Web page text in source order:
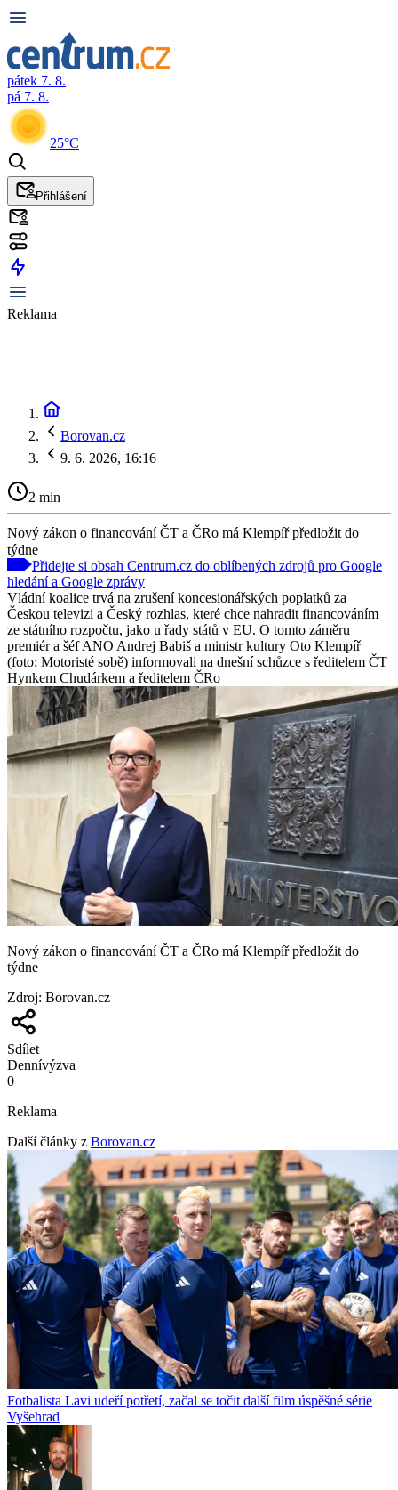
pátek 7. 8.
pá 7. 8.
25°C
Přihlášení
Reklama
Borovan.cz
9. 6. 2026, 16:16
2 min
Nový zákon o financování ČT a ČRo má Klempíř předložit do
týdne
Přidejte si obsah Centrum.cz do oblíbených zdrojů pro Google
hledání a Google zprávy
Vládní koalice trvá na zrušení koncesionářských poplatků za
Českou televizi a Český rozhlas, které chce nahradit financováním
ze státního rozpočtu, jako u řady států v EU. O tomto záměru
premiér a šéf ANO Andrej Babiš a ministr kultury Oto Klempíř
(foto; Motoristé sobě) informovali na dnešní schůzce s ředitelem ČT
Hynkem Chudárkem a ředitelem ČRo
Nový zákon o financování ČT a ČRo má Klempíř předložit do
týdne
Zdroj: Borovan.cz
Sdílet
Dennívýzva
0
Reklama
Další články z Borovan.cz
Fotbalista Lavi udeří potřetí, začal se točit další film úspěšné série
Vyšehrad